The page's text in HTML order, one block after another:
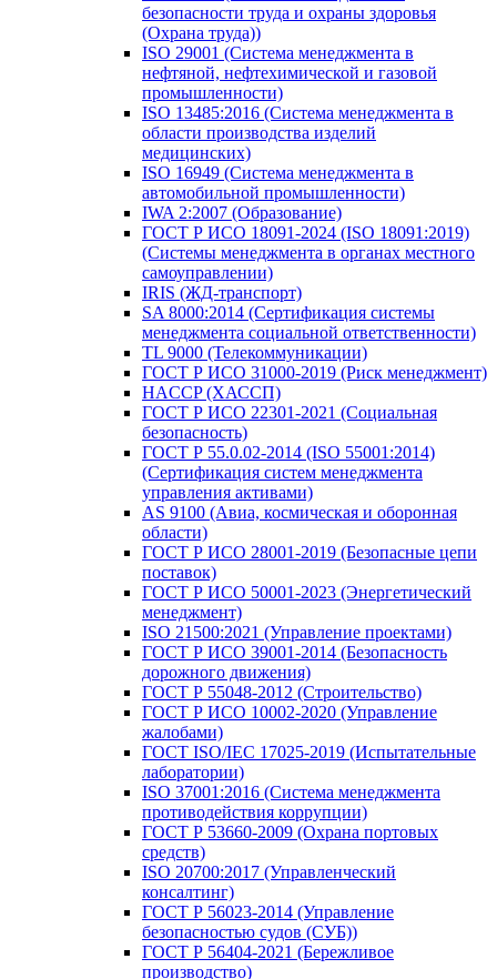
безопасности труда и охраны здоровья
(Охрана труда))
ISO 29001 (Система менеджмента в
нефтяной, нефтехимической и газовой
промышленности)
ISO 13485:2016 (Система менеджмента в
области производства изделий
медицинских)
ISO 16949 (Система менеджмента в
автомобильной промышленности)
IWA 2:2007 (Образование)
ГОСТ Р ИСО 18091-2024 (ISO 18091:2019)
(Системы менеджмента в органах местного
самоуправлении)
IRIS (ЖД-транспорт)
SA 8000:2014 (Сертификация системы
менеджмента социальной ответственности)
TL 9000 (Телекоммуникации)
ГОСТ Р ИСО 31000-2019 (Риск менеджмент)
HACCP (ХАССП)
ГОСТ Р ИСО 22301-2021 (Социальная
безопасность)
ГОСТ Р 55.0.02-2014 (ISO 55001:2014)
(Сертификация систем менеджмента
управления активами)
AS 9100 (Авиа, космическая и оборонная
области)
ГОСТ Р ИСО 28001-2019 (Безопасные цепи
поставок)
ГОСТ Р ИСО 50001-2023 (Энергетический
менеджмент)
ISO 21500:2021 (Управление проектами)
ГОСТ Р ИСО 39001-2014 (Безопасность
дорожного движения)
ГОСТ Р 55048-2012 (Строительство)
ГОСТ Р ИСО 10002-2020 (Управление
жалобами)
ГОСТ ISO/IEC 17025-2019 (Испытательные
лаборатории)
ISO 37001:2016 (Система менеджмента
противодействия коррупции)
ГОСТ Р 53660-2009 (Охрана портовых
средств)
ISO 20700:2017 (Управленческий
консалтинг)
ГОСТ Р 56023-2014 (Управление
безопасностью судов (СУБ))
ГОСТ Р 56404-2021 (Бережливое
производство)